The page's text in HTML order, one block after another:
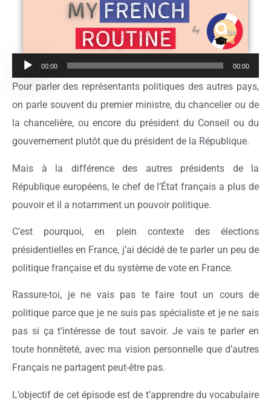
Lecteur
audio
00:00 00:00
Pour parler des représentants politiques des autres pays,
on parle souvent du premier ministre, du chancelier ou de
la chancelière, ou encore du président du Conseil ou du
gouvernement plutôt que du président de la République.
Mais à la différence des autres présidents de la
République européens, le chef de l’État français a plus de
pouvoir et il a notamment un pouvoir politique.
C’est pourquoi, en plein contexte des élections
présidentielles en France, j’ai décidé de te parler un peu de
politique française et du système de vote en France.
Rassure-toi, je ne vais pas te faire tout un cours de
politique parce que je ne suis pas spécialiste et je ne sais
pas si ça t’intéresse de tout savoir. Je vais te parler en
toute honnêteté, avec ma vision personnelle que d’autres
Français ne partagent peut-être pas.
L’objectif de cet épisode est de t’apprendre du vocabulaire